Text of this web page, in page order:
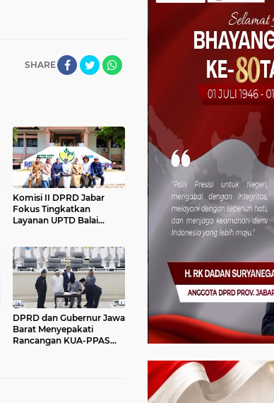
SHARE
Komisi II DPRD Jabar
Fokus Tingkatkan
Layanan UPTD Balai
DPRD dan Gubernur Jawa
Barat Menyepakati
Rancangan KUA-PPAS